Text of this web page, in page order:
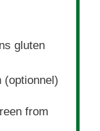
gluten
(optionnel)
from